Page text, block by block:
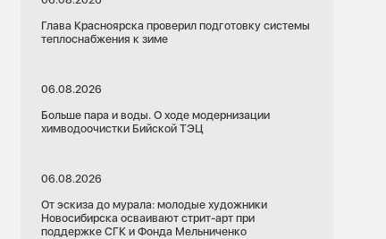
Глава Красноярска проверил подготовку системы
теплоснабжения к зиме
06.08.2026
Больше пара и воды. О ходе модернизации
химводоочистки Бийской ТЭЦ
06.08.2026
От эскиза до мурала: молодые художники
Новосибирска осваивают стрит-арт при
поддержке СГК и Фонда Мельниченко